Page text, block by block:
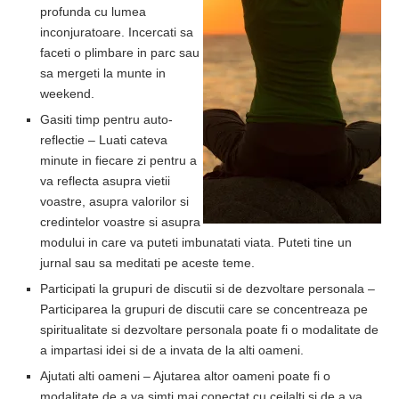
profunda cu lumea
inconjuratoare. Incercati sa
faceti o plimbare in parc sau
sa mergeti la munte in
weekend.
Gasiti timp pentru auto-
reflectie – Luati cateva
minute in fiecare zi pentru a
va reflecta asupra vietii
voastre, asupra valorilor si
credintelor voastre si asupra
modului in care va puteti imbunatati viata. Puteti tine un
jurnal sau sa meditati pe aceste teme.
Participati la grupuri de discutii si de dezvoltare personala –
Participarea la grupuri de discutii care se concentreaza pe
spiritualitate si dezvoltare personala poate fi o modalitate de
a impartasi idei si de a invata de la alti oameni.
Ajutati alti oameni – Ajutarea altor oameni poate fi o